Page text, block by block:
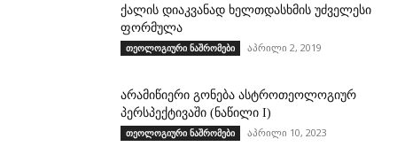
ქალის დიაკვანად ხელთდასხმის უძველესი
ფორმულა
თეოლოგიური ნაშრომები აპრილი 2, 2019
არამიწიერი გონება ასტროთეოლოგიურ
პერსპექტივაში (ნაწილი I)
თეოლოგიური ნაშრომები აპრილი 10, 2023